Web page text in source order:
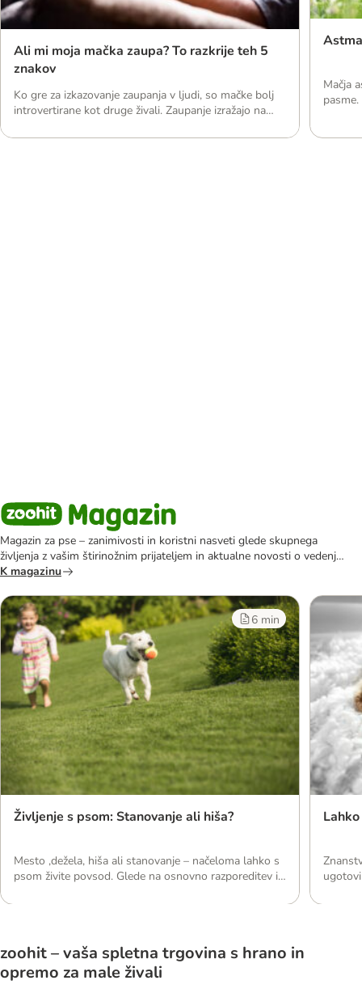
Ali mi moja mačka zaupa? To razkrije teh 5
znakov
Ko gre za izkazovanje zaupanja v ljudi, so mačke bolj
introvertirane kot druge živali. Zaupanje izražajo na
svojo najljubšo dejavnost.
Mačja
Magazin za pse – zanimivosti in koristni nasveti glede skupnega
življenja z vašim štirinožnim prijateljem in aktualne novosti o vedenju
psov.
K magazinu
6 min
Življenje s psom: Stanovanje ali hiša?
Mesto ,dežela, hiša ali stanovanje – načeloma lahko s
psom živite povsod. Glede na osnovno razporeditev in
zoohit – vaša spletna trgovina s hrano in
opremo za male živali